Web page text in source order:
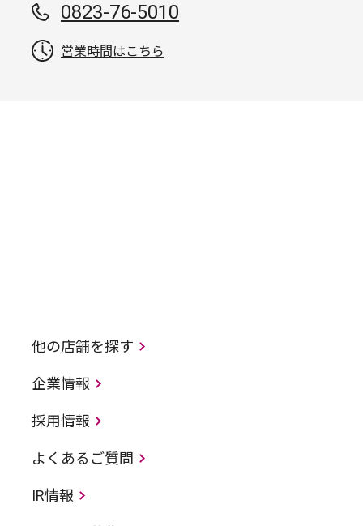
0823-76-5010
営業時間はこちら
他の店舗を探す
企業情報
採用情報
よくあるご質問
IR情報